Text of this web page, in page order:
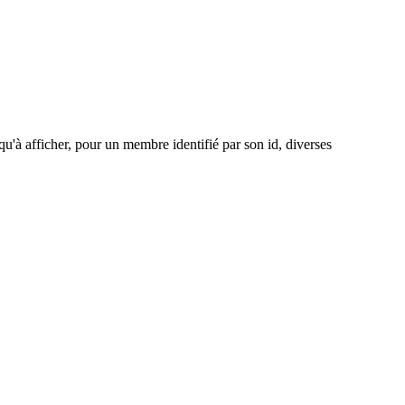
afficher, pour un membre identifié par son id, diverses